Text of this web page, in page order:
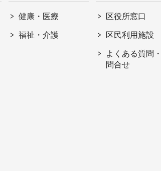
健康・医療
福祉・介護
区役所窓口
区民利用施設
よくある質問
問合せ